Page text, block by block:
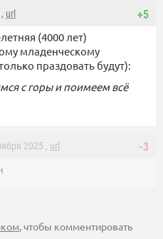
+5
url
(4000 лет)
младенческому
праздовать будут):
с горы и поимеем всё
-3
2025 , url
, чтобы комментировать